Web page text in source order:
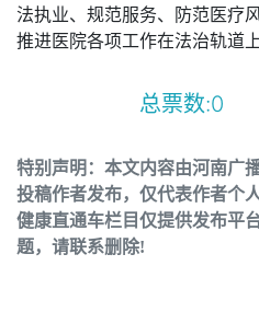
法执业、规范服务、防范医疗
推进医院各项工作在法治轨道
总票数:0
特别声明：本文内容由河南广
投稿作者发布，仅代表作者个
健康直通车栏目仅提供发布平
题，请联系删除!